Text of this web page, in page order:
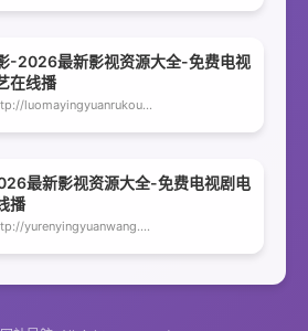
-2026最新影视资源大全-免费电视
在线播
http://luomayingyuanrukouwangshou.kwdpet.com
最新影视资源大全-免费电视剧电
播
http://yurenyingyuanwang.kwdpet.com